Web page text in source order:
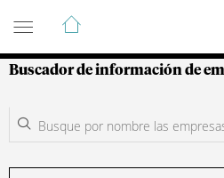
Guía de Empresas
Buscador de información de